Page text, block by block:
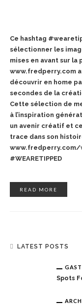
Ce hashtag
sélectionner les
mises en avant sur la
www.fredperry.com
découvrir en home
secondes de la
Cette sélection de
à l’inspiration
un avenir créatif et
trace dans son
#WEARETIPPED
READ MORE
LATEST POSTS
Spots